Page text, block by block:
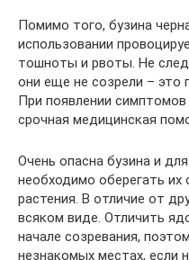
Помимо того, бузина
использовании
тошноты и рвоты. Не
они еще не созрели – это
При появлении
срочная медицинская
Очень опасна бузина и
необходимо оберегать их
растения. В отличие от
всяком виде. Отличить
начале созревания,
незнакомых местах, если